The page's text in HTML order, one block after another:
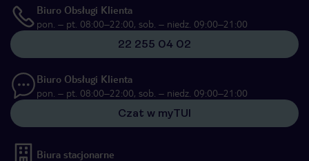
Biuro Obsługi Klienta
pon. – pt. 08:00–22:00, sob. – niedz. 09:00–21:00
22 255 04 02
Biuro Obsługi Klienta
pon. – pt. 08:00–22:00, sob. – niedz. 09:00–21:00
Czat w myTUI
Biura stacjonarne